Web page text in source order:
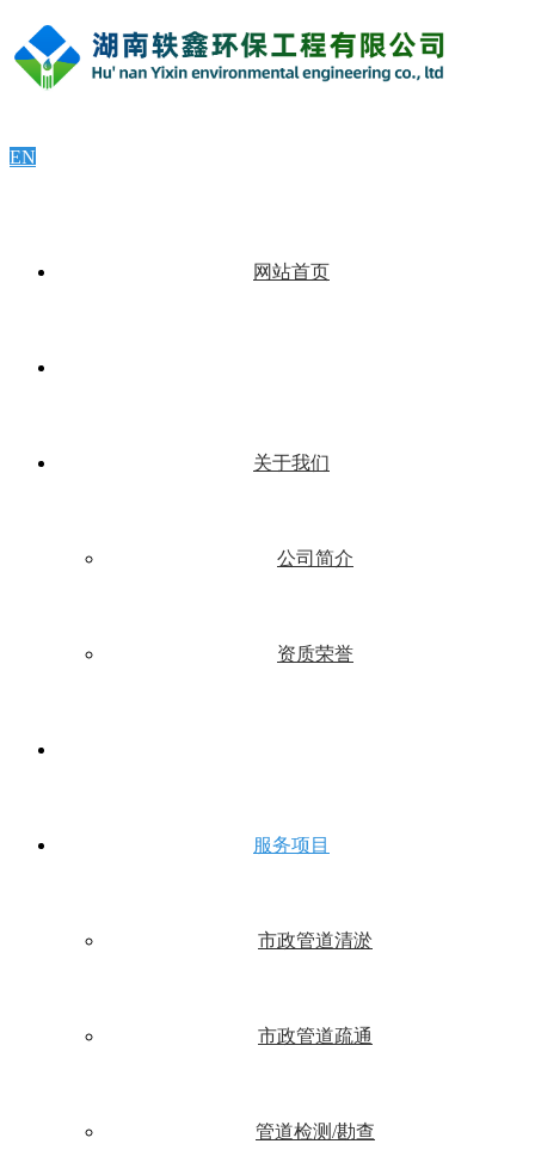
EN
网站首页
关于我们
公司简介
资质荣誉
服务项目
市政管道清淤
市政管道疏通
管道检测/勘查